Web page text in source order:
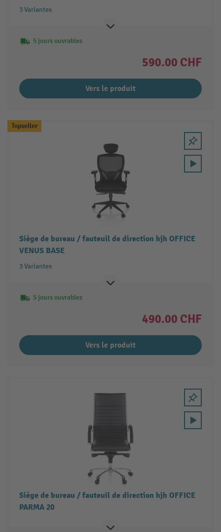
3 Variantes
5 jours ouvrables
590.00 CHF
Vers le produit
Topseller
Siège de bureau / fauteuil de direction hjh OFFICE
VENUS BASE
3 Variantes
5 jours ouvrables
490.00 CHF
Vers le produit
Siège de bureau / fauteuil de direction hjh OFFICE
PARMA 20